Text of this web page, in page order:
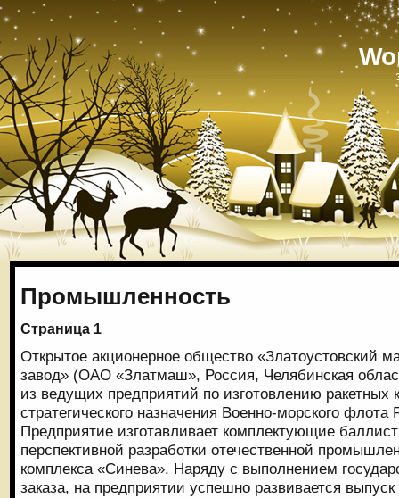
Промышленность
Страница 1
Открытое акционерное общество «Златоустовский
завод» (ОАО «Златмаш», Россия, Челябинская
из ведущих предприятий по изготовлению ракетных
стратегического назначения Военно-морского
Предприятие изготавливает комплектующие
перспективной разработки отечественной
комплекса «Синева». Наряду с выполнением
заказа, на предприятии успешно развивается